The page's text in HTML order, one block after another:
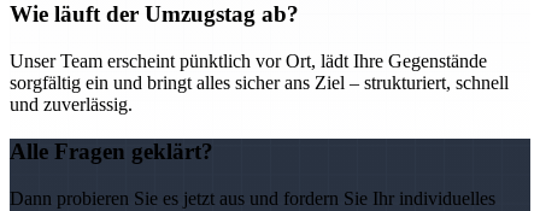
Wie läuft der Umzugstag ab?
Unser Team erscheint pünktlich vor Ort, lädt Ihre Gegenstände
sorgfältig ein und bringt alles sicher ans Ziel – strukturiert, schnell
und zuverlässig.
Alle Fragen geklärt?
Dann probieren Sie es jetzt aus und fordern Sie Ihr individuelles